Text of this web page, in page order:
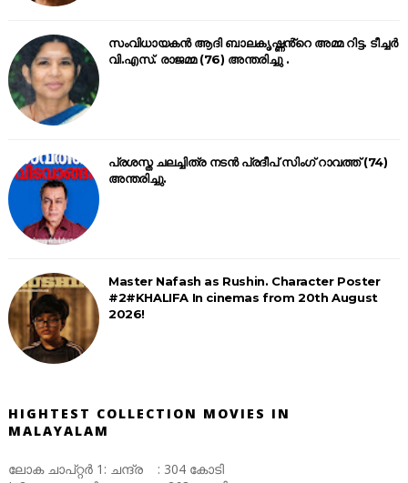
സംവിധായകൻ ആദി ബാലകൃഷ്ണൻ്റെ അമ്മ റിട്ട. ടീച്ചർ
വി.എസ്. രാജമ്മ (76) അന്തരിച്ചു .
പ്രശസ്ത ചലച്ചിത്ര നടൻ പ്രദീപ് സിംഗ് റാവത്ത് (74)
അന്തരിച്ചു.
Master Nafash as Rushin. Character Poster
#2#KHALIFA In cinemas from 20th August
2026!
HIGHTEST COLLECTION MOVIES IN
MALAYALAM
ലോക ചാപ്റ്റർ 1: ചന്ദ്ര : 304 കോടി